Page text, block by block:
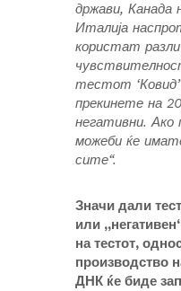
држави,
Италија
користат
тестот
прекинете на
негативни. Ако
можеби ќе
сите“.
Значи дали
или
на тестот,
производство
ДНК ќе биде